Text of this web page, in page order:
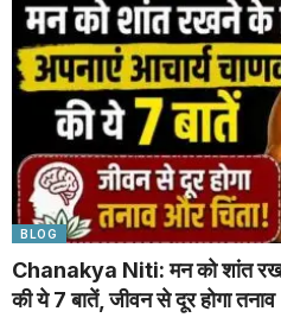
BLOG
Chanakya Niti: मन को शांत
की ये 7 बातें, जीवन से दूर होगा तनाव